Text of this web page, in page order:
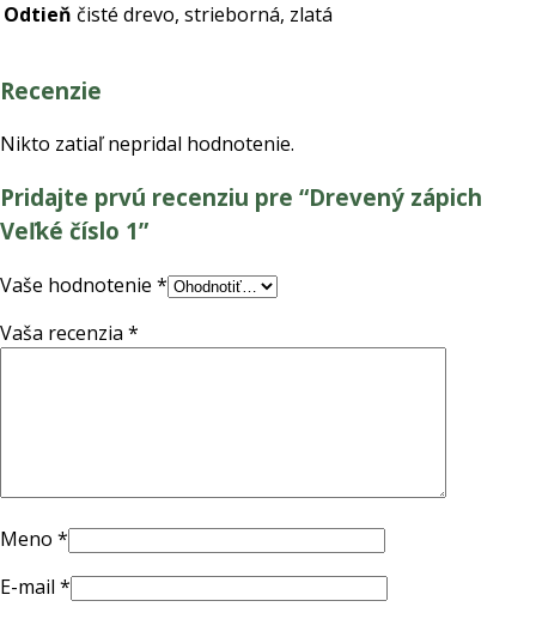
Odtieň čisté drevo, strieborná, zlatá
Recenzie
Nikto zatiaľ nepridal hodnotenie.
Pridajte prvú recenziu pre “Drevený zápich
Veľké číslo 1”
Vaše hodnotenie *
Vaša recenzia *
Meno *
E-mail *